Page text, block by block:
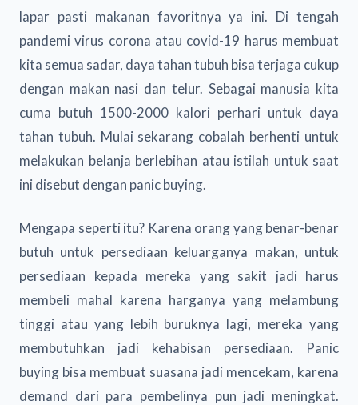
lapar pasti makanan favoritnya ya ini. Di tengah
pandemi virus corona atau covid-19 harus membuat
kita semua sadar, daya tahan tubuh bisa terjaga cukup
dengan makan nasi dan telur. Sebagai manusia kita
cuma butuh 1500-2000 kalori perhari untuk daya
tahan tubuh. Mulai sekarang cobalah berhenti untuk
melakukan belanja berlebihan atau istilah untuk saat
ini disebut dengan panic buying.
Mengapa seperti itu? Karena orang yang benar-benar
butuh untuk persediaan keluarganya makan, untuk
persediaan kepada mereka yang sakit jadi harus
membeli mahal karena harganya yang melambung
tinggi atau yang lebih buruknya lagi, mereka yang
membutuhkan jadi kehabisan persediaan. Panic
buying bisa membuat suasana jadi mencekam, karena
demand dari para pembelinya pun jadi meningkat.